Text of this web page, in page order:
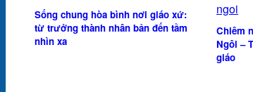
Sống chung hòa bình nơi giáo xứ:
từ trưởng thành nhân bản đến tầm
nhìn xa
Chiêm
Ngôi –
giáo